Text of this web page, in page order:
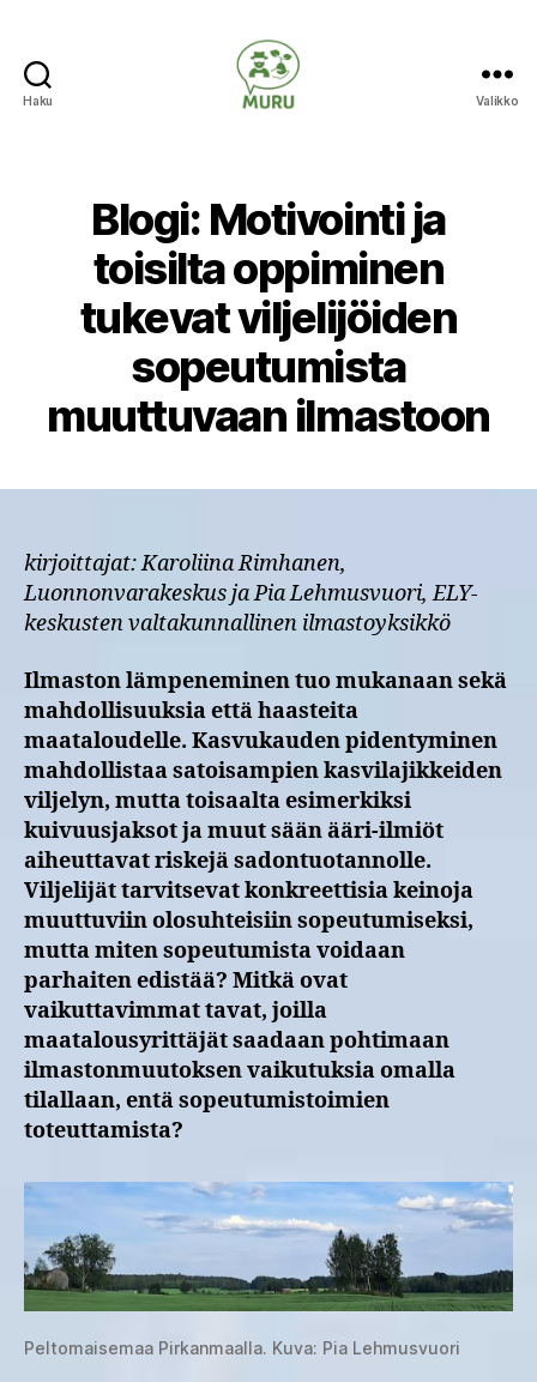
Haku Valikko
Blogi: Motivointi ja
toisilta oppiminen
tukevat viljelijöiden
sopeutumista
muuttuvaan ilmastoon
kirjoittajat: Karoliina Rimhanen,
Luonnonvarakeskus ja Pia Lehmusvuori, ELY-
keskusten valtakunnallinen ilmastoyksikkö
Ilmaston lämpeneminen tuo mukanaan sekä
mahdollisuuksia että haasteita
maataloudelle. Kasvukauden pidentyminen
mahdollistaa satoisampien kasvilajikkeiden
viljelyn, mutta toisaalta esimerkiksi
kuivuusjaksot ja muut sään ääri-ilmiöt
aiheuttavat riskejä sadontuotannolle.
Viljelijät tarvitsevat konkreettisia keinoja
muuttuviin olosuhteisiin sopeutumiseksi,
mutta miten sopeutumista voidaan
parhaiten edistää? Mitkä ovat
vaikuttavimmat tavat, joilla
maatalousyrittäjät saadaan pohtimaan
ilmastonmuutoksen vaikutuksia omalla
tilallaan, entä sopeutumistoimien
toteuttamista?
Peltomaisemaa Pirkanmaalla. Kuva: Pia Lehmusvuori